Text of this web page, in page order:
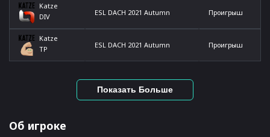
Katze
DIV
ESL DACH 2021 Autumn Проигрыш
Katze
TP
ESL DACH 2021 Autumn Проигрыш
Показать Больше
Об игроке